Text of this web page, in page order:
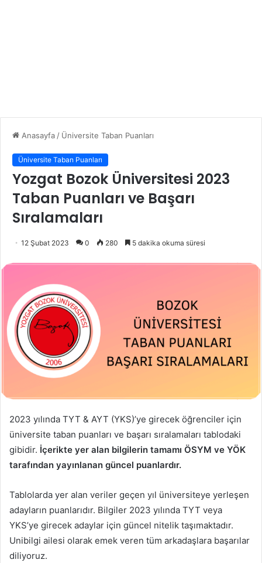
Anasayfa / Üniversite Taban Puanları
Üniversite Taban Puanları
Yozgat Bozok Üniversitesi 2023
Taban Puanları ve Başarı
Sıralamaları
12 Şubat 2023 0 280 5 dakika okuma süresi
2023 yılında TYT & AYT (YKS)’ye girecek öğrenciler için
üniversite taban puanları ve başarı sıralamaları tablodaki
gibidir. İçerikte yer alan bilgilerin tamamı ÖSYM ve YÖK
tarafından yayınlanan güncel puanlardır.
Tablolarda yer alan veriler geçen yıl üniversiteye yerleşen
adayların puanlarıdır. Bilgiler 2023 yılında TYT veya
YKS’ye girecek adaylar için güncel nitelik taşımaktadır.
Unibilgi ailesi olarak emek veren tüm arkadaşlara başarılar
diliyoruz.